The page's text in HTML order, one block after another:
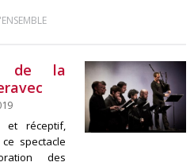
de la
et réceptif,
spectacle
des